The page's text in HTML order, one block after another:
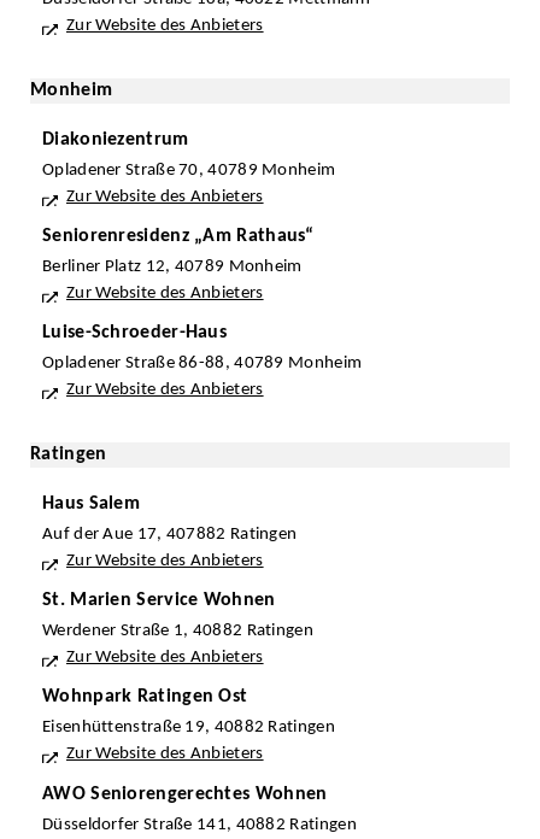
Zur Website des Anbieters
Monheim
Diakoniezentrum
Opladener Straße 70, 40789 Monheim
Zur Website des Anbieters
Seniorenresidenz „Am Rathaus“
Berliner Platz 12, 40789 Monheim
Zur Website des Anbieters
Luise-Schroeder-Haus
Opladener Straße 86-88, 40789 Monheim
Zur Website des Anbieters
Ratingen
Haus Salem
Auf der Aue 17, 407882 Ratingen
Zur Website des Anbieters
St. Marien Service Wohnen
Werdener Straße 1, 40882 Ratingen
Zur Website des Anbieters
Wohnpark Ratingen Ost
Eisenhüttenstraße 19, 40882 Ratingen
Zur Website des Anbieters
AWO Seniorengerechtes Wohnen
Düsseldorfer Straße 141, 40882 Ratingen